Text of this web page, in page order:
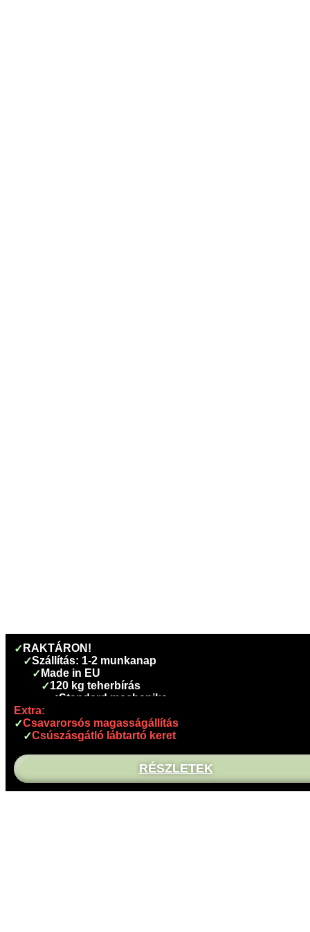
Extra:
Antibakteriális felület
Könnyen tisztítható
RÉSZLETEK
RAKTÁRON!
Szállítás: 1-2 munkanap
Made in EU
120 kg teherbírás
Standard mechanika
Allítható háttámla mélység,- magasság
napi 6-8 órás használatra
RÉSZLETEK
Extra:
Különösen kényelmes puha felület
RÉSZLETEK
Extra:
Csavarorsós magasságállítás
Csúszásgátló lábtartó keret
RÉSZLETEK